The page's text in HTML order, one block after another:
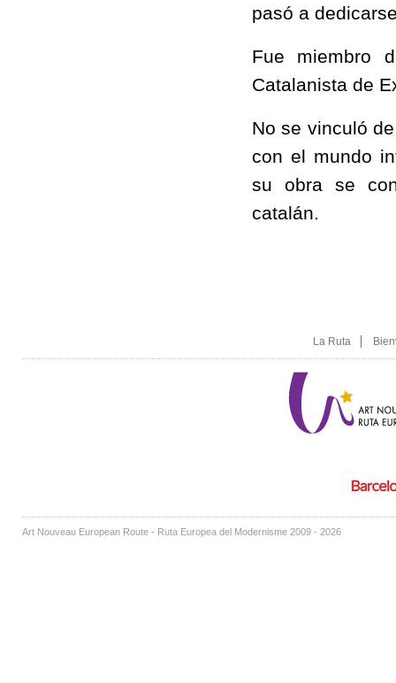
pasó a
Fue miembro
Catalanista de
No se vinculó
con el mundo
su obra se
catalán.
La Ruta
Art Nouveau European Route - Ruta Europea del Modernisme 2009 - 2026